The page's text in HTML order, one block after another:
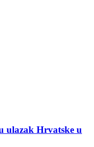
ulazak Hrvatske u